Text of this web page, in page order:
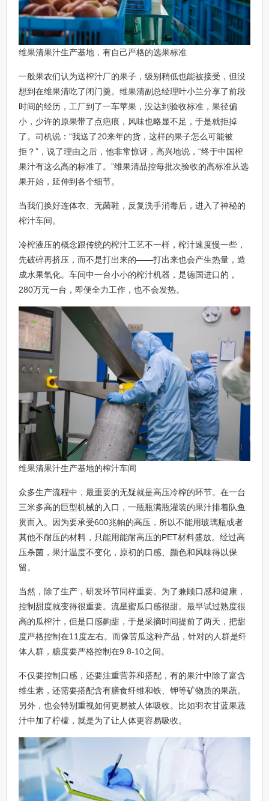
维果清果汁生产基地，有自己严格的选果标准
一般果农们认为送榨汁厂的果子，级别稍低也能被接受，但没
想到在维果清吃了闭门羹。维果清副总经理叶小兰分享了前段
时间的经历，工厂到了一车苹果，没达到验收标准，果径偏
小，少许的原果带了点疤痕，风味也略显不足，于是就拒掉
了。司机说：“我送了20来年的货，这样的果子怎么可能被
拒？”，说了理由之后，他非常惊讶，高兴地说，“终于中国榨
果汁有这么高的标准了。”维果清品控每批次验收的高标准从选
果开始，延伸到各个细节。
当我们换好连体衣、无菌鞋，反复洗手消毒后，进入了神秘的
榨汁车间。
冷榨液压的概念跟传统的榨汁工艺不一样，榨汁速度慢一些，
先破碎再挤压，而不是打出来的——打出来也会产生热量，造
成水果氧化。车间中一台小小的榨汁机器，是德国进口的，
280万元一台，即便全力工作，也不会发热。
维果清果汁生产基地的榨汁车间
众多生产流程中，最重要的无疑就是高压冷榨的环节。在一台
三米多高的巨型机械的入口，一瓶瓶满瓶灌装的果汁排着队鱼
贯而入。因为要承受600兆帕的高压，所以不能用玻璃瓶或者
其他不耐压的材料，只能用能耐高压的PET材料盛放。经过高
压杀菌，果汁温度不变化，原初的口感、颜色和风味得以保
留。
当然，除了生产，研发环节同样重要。为了兼顾口感和健康，
控制甜度就变得很重要。流星蜜瓜口感很甜。最早试过熟度很
高的瓜榨汁，但是口感齁甜，于是采摘时间提前了两天，把甜
度严格控制在11度左右。而像苦瓜这种产品，针对的人群是纤
体人群，糖度要严格控制在9.8-10之间。
不仅要控制口感，还要注重营养和搭配，有的果汁中除了富含
维生素，还需要搭配含有膳食纤维和铁、钾等矿物质的果蔬。
另外，也会特别重视如何更易被人体吸收。比如羽衣甘蓝果蔬
汁中加了柠檬，就是为了让人体更容易吸收。